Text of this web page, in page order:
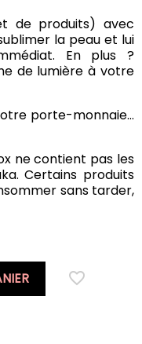
de produits) avec
la peau et lui
En plus ?
de lumière à votre
porte-monnaie…
ne contient pas les
Certains produits
sans tarder,
favorite_border